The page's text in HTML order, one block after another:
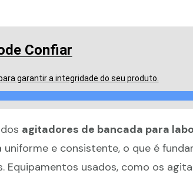
Confiar
garantir a integridade do seu produto.
agitadores de bancada para
e consistente, o que é
Equipamentos usados, como os